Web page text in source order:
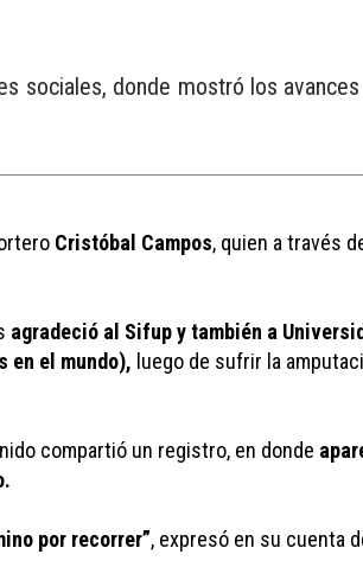
sociales, donde mostró los
Cristóbal Campos, quien a través
agradeció al Sifup y también a
en el mundo), luego de sufrir la
compartió un registro, en donde
por recorrer”, expresó en su cuenta